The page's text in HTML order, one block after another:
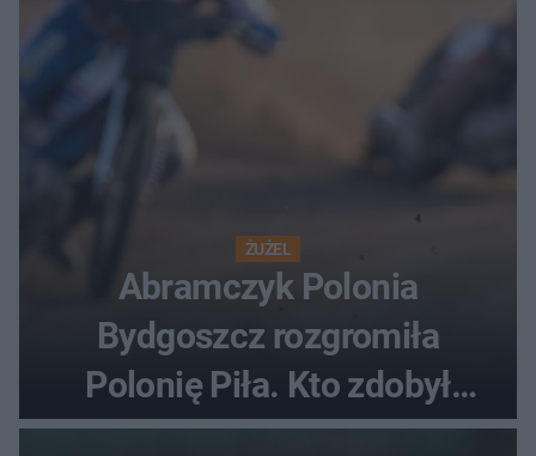
ŻUŻEL
Abramczyk Polonia
Bydgoszcz rozgromiła
Polonię Piła. Kto zdobył
najwięcej punktów?